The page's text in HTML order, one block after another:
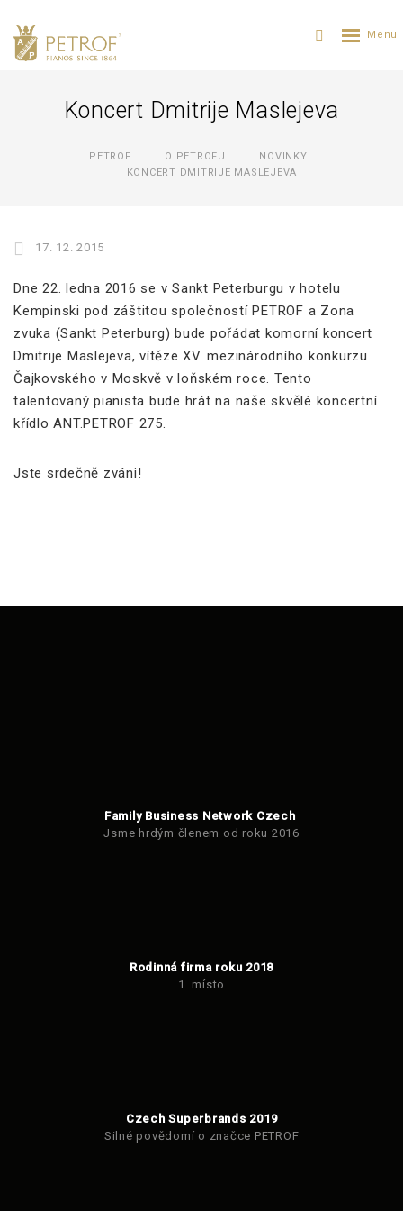
Koncert Dmitrije Maslejeva
PETROF O PETROFU
NOVINKY
KONCERT DMITRIJE MASLEJEVA
17. 12. 2015
Dne 22. ledna 2016 se v Sankt Peterburgu v hotelu
Kempinski pod záštitou společností PETROF a Zona
zvuka (Sankt Peterburg) bude pořádat komorní koncert
Dmitrije Maslejeva, vítěze XV. mezinárodního konkurzu
Čajkovského v Moskvě v loňském roce. Tento
talentovaný pianista bude hrát na naše skvělé koncertní
křídlo ANT.PETROF 275.
Jste srdečně zváni!
Family Business Network Czech
Jsme hrdým členem od roku 2016
Rodinná firma roku 2018
1. místo
Czech Superbrands 2019
Silné povědomí o značce PETROF